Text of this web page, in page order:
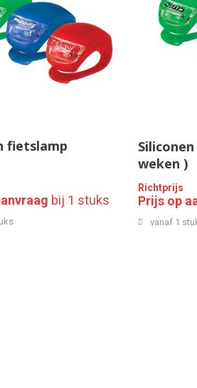
fietslamp
bij 1 stuks
weken )
Richtprijs
Prijs op
vanaf 1